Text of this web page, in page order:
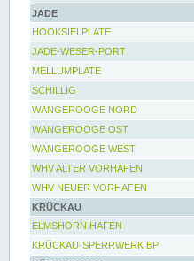
JADE
HOOKSIELPLATE
JADE-WESER-PORT
MELLUMPLATE
SCHILLIG
WANGEROOGE NORD
WANGEROOGE OST
WANGEROOGE WEST
WHV ALTER VORHAFEN
WHV NEUER VORHAFEN
KRÜCKAU
ELMSHORN HAFEN
KRÜCKAU-SPERRWERK BP